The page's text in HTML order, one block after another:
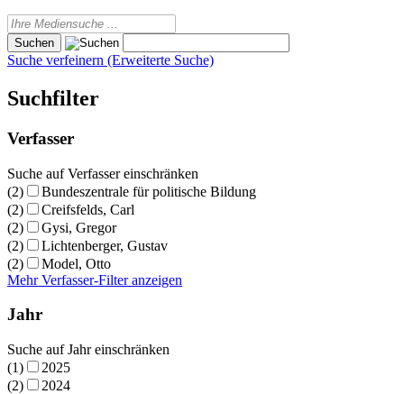
Suche verfeinern (Erweiterte Suche)
Suchfilter
Verfasser
Suche auf Verfasser einschränken
(2)
Bundeszentrale für politische Bildung
(2)
Creifsfelds, Carl
(2)
Gysi, Gregor
(2)
Lichtenberger, Gustav
(2)
Model, Otto
Mehr Verfasser-Filter anzeigen
Jahr
Suche auf Jahr einschränken
(1)
2025
(2)
2024